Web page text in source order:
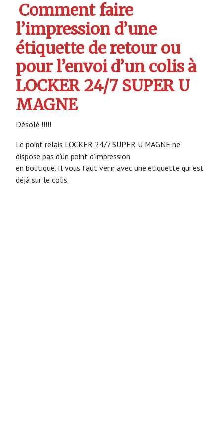
Comment faire
l’impression d’une
étiquette de retour ou
pour l’envoi d’un colis à
LOCKER 24/7 SUPER U
MAGNE
Désolé !!!!!
Le point relais LOCKER 24/7 SUPER U MAGNE ne
dispose pas d’un point d’impression
en boutique. Il vous faut venir avec une étiquette qui est
déjà sur le colis.